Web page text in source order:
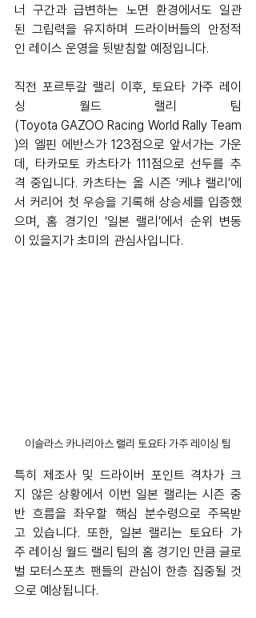
너 구간과 급변하는 노면 환경에서도 일관
된 그립력을 유지하며 드라이버들의 안정적
인 레이스 운영을 뒷받침할 예정입니다.
직전 포르투갈 랠리 이후, 토요타 가주 레이
싱 월드 랠리 팀
(Toyota GAZOO Racing World Rally Team
)의 엘핀 에반스가 123점으로 앞서가는 가운
데, 타카모토 카츠타가 111점으로 선두를 추
격 중입니다. 카츠타는 올 시즌 ‘케냐 랠리’에
서 커리어 첫 우승을 기록해 상승세를 입증했
으며, 홈 경기인 ‘일본 랠리’에서 순위 변동
이 있을지가 초미의 관심사입니다.
이슬라스 카나리아스 랠리 토요타 가주 레이싱 팀
특히 제조사 및 드라이버 포인트 격차가 크
지 않은 상황에서 이번 일본 랠리는 시즌 중
반 흐름을 좌우할 핵심 분수령으로 주목받
고 있습니다. 또한, 일본 랠리는 토요타 가
주 레이싱 월드 랠리 팀의 홈 경기인 만큼 글로
벌 모터스포츠 팬들의 관심이 한층 집중될 것
으로 예상됩니다.